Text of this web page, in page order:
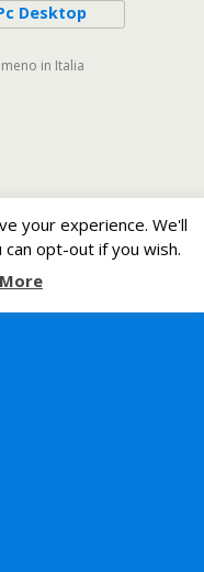
Desktop
in Italia
your experience. We'll
opt-out if you wish.